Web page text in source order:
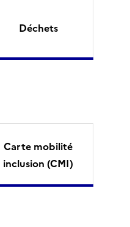
Déchets
Carte mobilité
inclusion (CMI)